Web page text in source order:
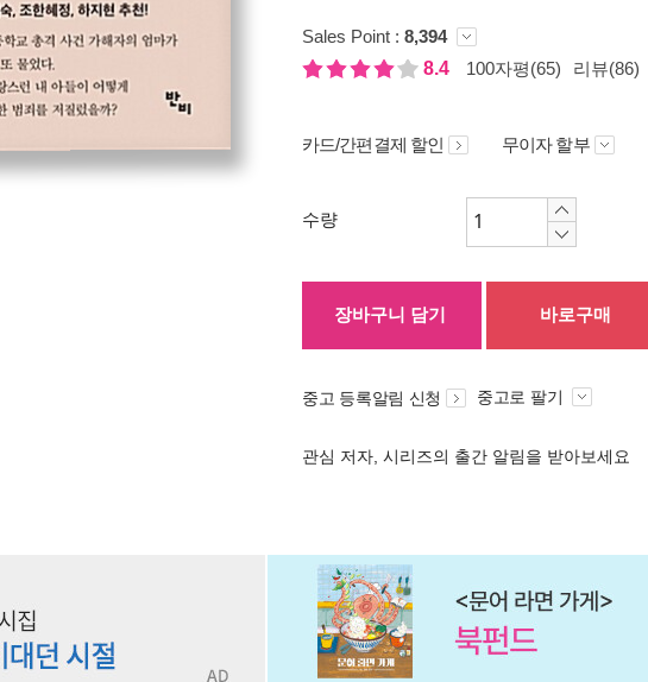
Sales Point : 8,394
8.4
100자평(65) 리뷰(86)
카드/간편결제 할인 무이자 할부
수량
장바구니 담기 바로구매
중고 등록알림 신청 중고로 팔기
관심 저자, 시리즈의 출간 알림을 받아보세요